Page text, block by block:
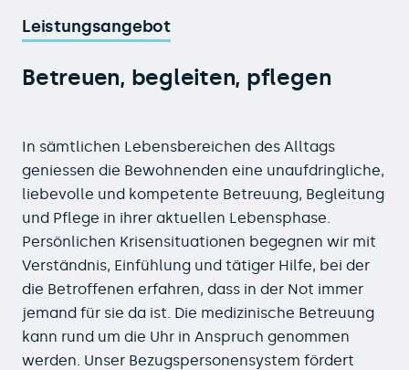
Leistungsangebot
Betreuen, begleiten, pflegen
In sämtlichen Lebensbereichen des Alltags
geniessen die Bewohnenden eine unaufdringliche,
liebevolle und kompetente Betreuung, Begleitung
und Pflege in ihrer aktuellen Lebensphase.
Persönlichen Krisensituationen begegnen wir mit
Verständnis, Einfühlung und tätiger Hilfe, bei der
die Betroffenen erfahren, dass in der Not immer
jemand für sie da ist. Die medizinische Betreuung
kann rund um die Uhr in Anspruch genommen
werden. Unser Bezugspersonensystem fördert